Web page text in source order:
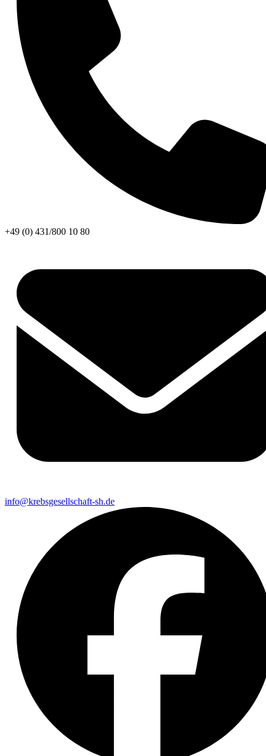
+49 (0) 431/800 10 80
info@krebsgesellschaft-sh.de